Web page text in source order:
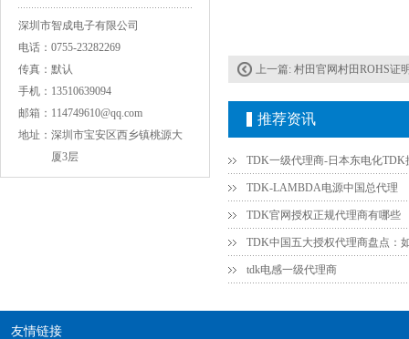
深圳市智成电子有限公司
电话： 0755-23282269
传真： 默认
手机： 13510639094
邮箱： 114749610@qq.com
地址： 深圳市宝安区西乡镇桃源大
厦3层
上一篇: 村田官网村田ROHS证
推荐资讯
TDK-LAMBDA电源中国总代理
TDK官网授权正规代理商有哪些
tdk电感一级代理商
友情链接